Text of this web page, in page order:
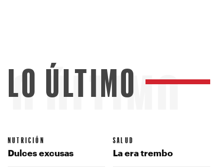
ÚLTIMO
LO ÚLTIMO
NUTRICIÓN
Dulces excusas
SALUD
La era trembo